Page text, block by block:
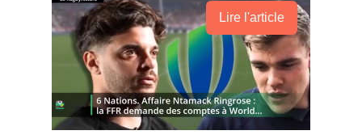
Lire l'article